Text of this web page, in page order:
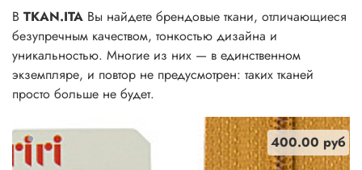
В TKAN.ITA Вы найдете брендовые ткани, отличающиеся
безупречным качеством, тонкостью дизайна и
уникальностью. Многие из них — в единственном
экземпляре, и повтор не предусмотрен: таких тканей
просто больше не будет.
400.00 руб